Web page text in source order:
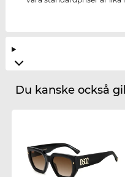
Du kanske också